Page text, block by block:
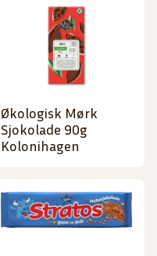
Økologisk Mørk
Sjokolade 90g
Kolonihagen